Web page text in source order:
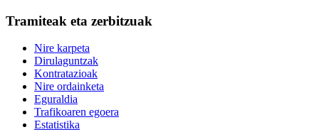
Tramiteak eta zerbitzuak
Nire karpeta
Dirulaguntzak
Kontratazioak
Nire ordainketa
Eguraldia
Trafikoaren egoera
Estatistika